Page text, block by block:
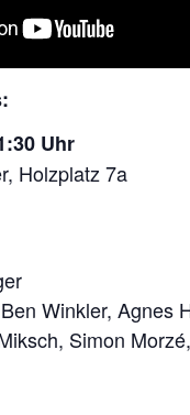
Uhr
Holzplatz 7a
Winkler, Agnes
Simon